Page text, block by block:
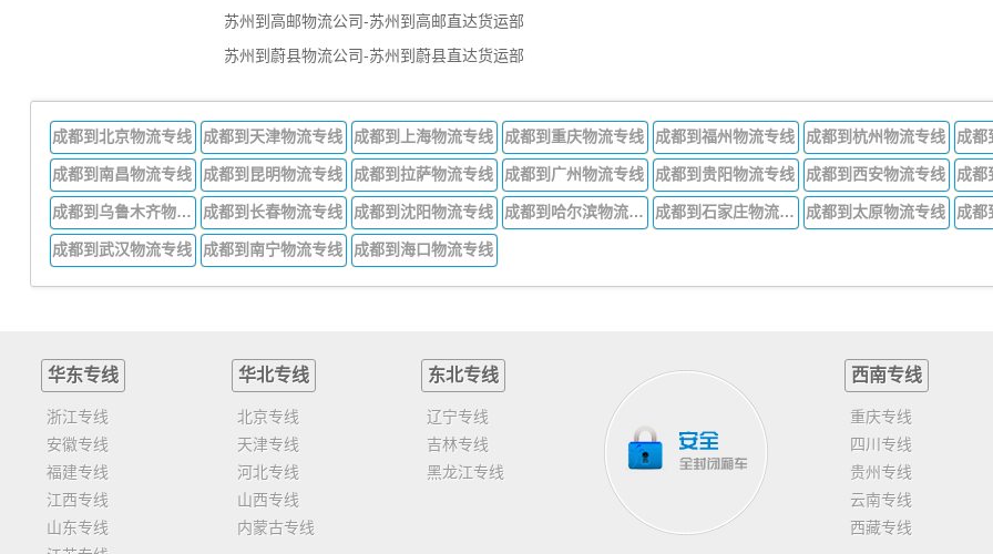
苏州到高邮物流公司-苏州到高邮直达货运部
苏州到蔚县物流公司-苏州到蔚县直达货运部
成都到北京物流专线 成都到天津物流专线 成都到上海物流专线 成都到重庆物流专线 成都到福州物流专线 成都到杭州物流专线 成都
成都到南昌物流专线 成都到昆明物流专线 成都到拉萨物流专线 成都到广州物流专线 成都到贵阳物流专线 成都到西安物流专线 成都
成都到乌鲁木齐物流专线 成都到长春物流专线 成都到沈阳物流专线 成都到哈尔滨物流专线 成都到石家庄物流专线 成都到太原物流专线
成都到武汉物流专线 成都到南宁物流专线 成都到海口物流专线
华东专线
浙江专线
安徽专线
福建专线
江西专线
山东专线
华北专线
北京专线
天津专线
河北专线
山西专线
内蒙古专线
东北专线
辽宁专线
吉林专线
黑龙江专线
西南专线
重庆专线
四川专线
贵州专线
云南专线
西藏专线